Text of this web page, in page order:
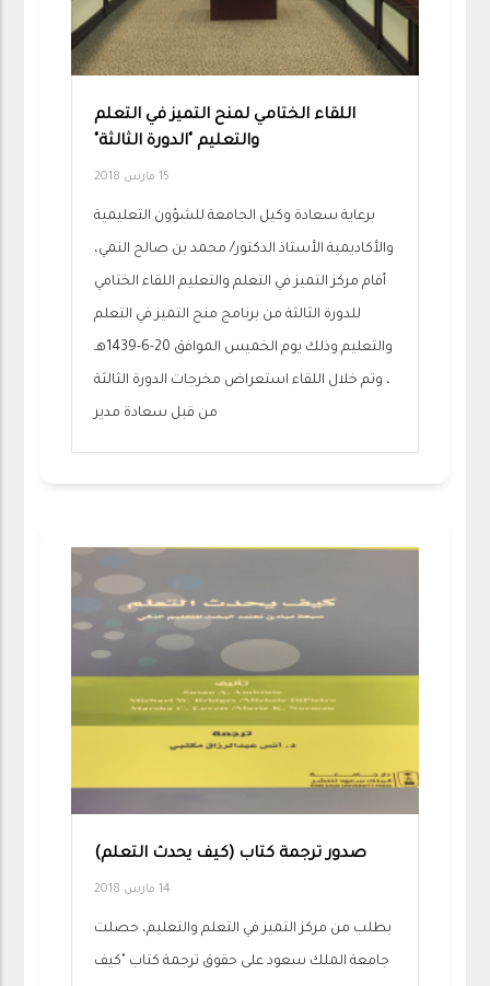
اللقاء الختامي لمنح التميز في التعلم
والتعليم "الدورة الثالثة"
15 مارس 2018
برعاية سعادة وكيل الجامعة للشؤون التعليمية
والأكاديمية الأستاذ الدكتور/ محمد بن صالح النمي،
أقام مركز التميز في التعلم والتعليم اللقاء الختامي
للدورة الثالثة من برنامج منح التميز في التعلم
والتعليم وذلك يوم الخميس الموافق 20-6-1439هـ
، وتم خلال اللقاء استعراض مخرجات الدورة الثالثة
من قبل سعادة مدير
صدور ترجمة كتاب (كيف يحدث التعلم)
14 مارس 2018
بطلب من مركز التميز في التعلم والتعليم، حصلت
جامعة الملك سعود على حقوق ترجمة كتاب "كيف